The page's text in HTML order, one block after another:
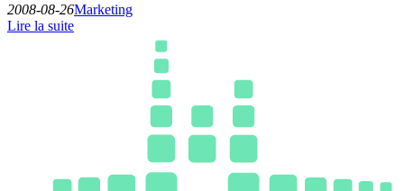
2008-08-26Marketing
Lire la suite